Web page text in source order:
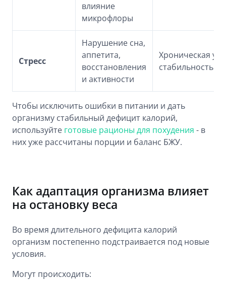
влияние
микрофлоры
Стресс
Нарушение сна,
аппетита,
восстановления
и активности
Хроническая
стабильность
Чтобы исключить ошибки в питании и дать
организму стабильный дефицит калорий,
используйте готовые рационы для похудения - в
них уже рассчитаны порции и баланс БЖУ.
Как адаптация организма влияет
на остановку веса
Во время длительного дефицита калорий
организм постепенно подстраивается под новые
условия.
Могут происходить: